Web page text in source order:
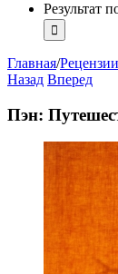
Результат
Главная/Рецензии
Назад Вперед
Пэн: